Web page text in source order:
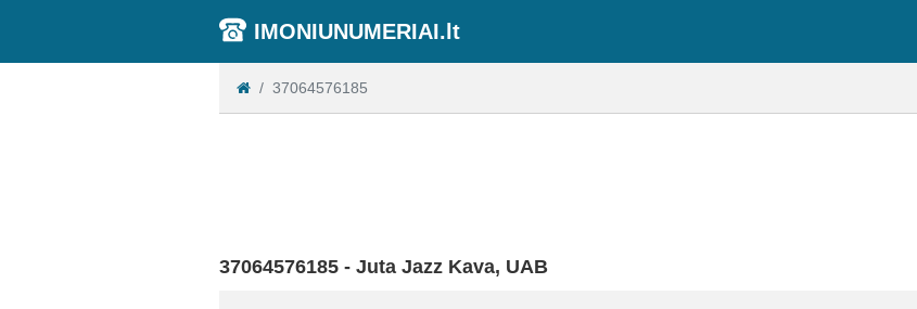
IMONIUNUMERIAI.lt
37064576185
37064576185 - Juta Jazz Kava, UAB